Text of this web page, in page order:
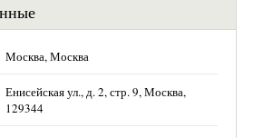
Москва, Москва
Енисейская ул., д. 2, стр. 9, Москва,
129344